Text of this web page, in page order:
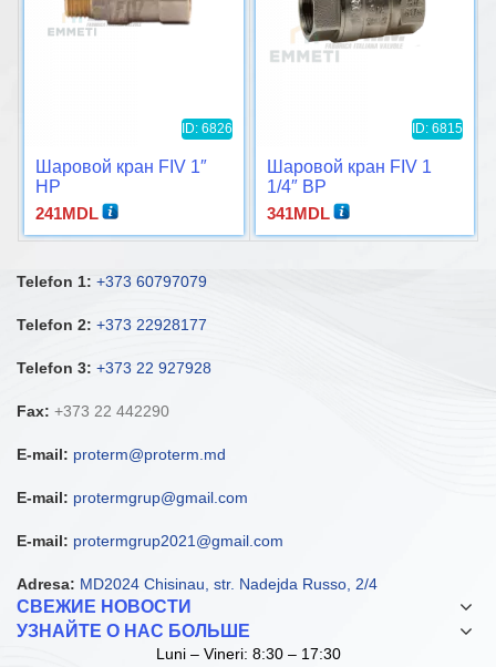
ID: 6826
Шаровой кран FIV 1″
НР
241MDL
ID: 6815
Шаровой кран FIV 1
1/4″ ВР
341MDL
Telefon 1: +373 60797079
Telefon 2: +373 22928177
Telefon 3: +373 22 927928
Fax: +373 22 442290
E-mail: proterm@proterm.md
E-mail: protermgrup@gmail.com
E-mail: protermgrup2021@gmail.com
Adresa: MD2024 Chisinau, str. Nadejda Russo, 2/4
СВЕЖИЕ НОВОСТИ
УЗНАЙТЕ О НАС БОЛЬШЕ
Luni – Vineri: 8:30 – 17:30